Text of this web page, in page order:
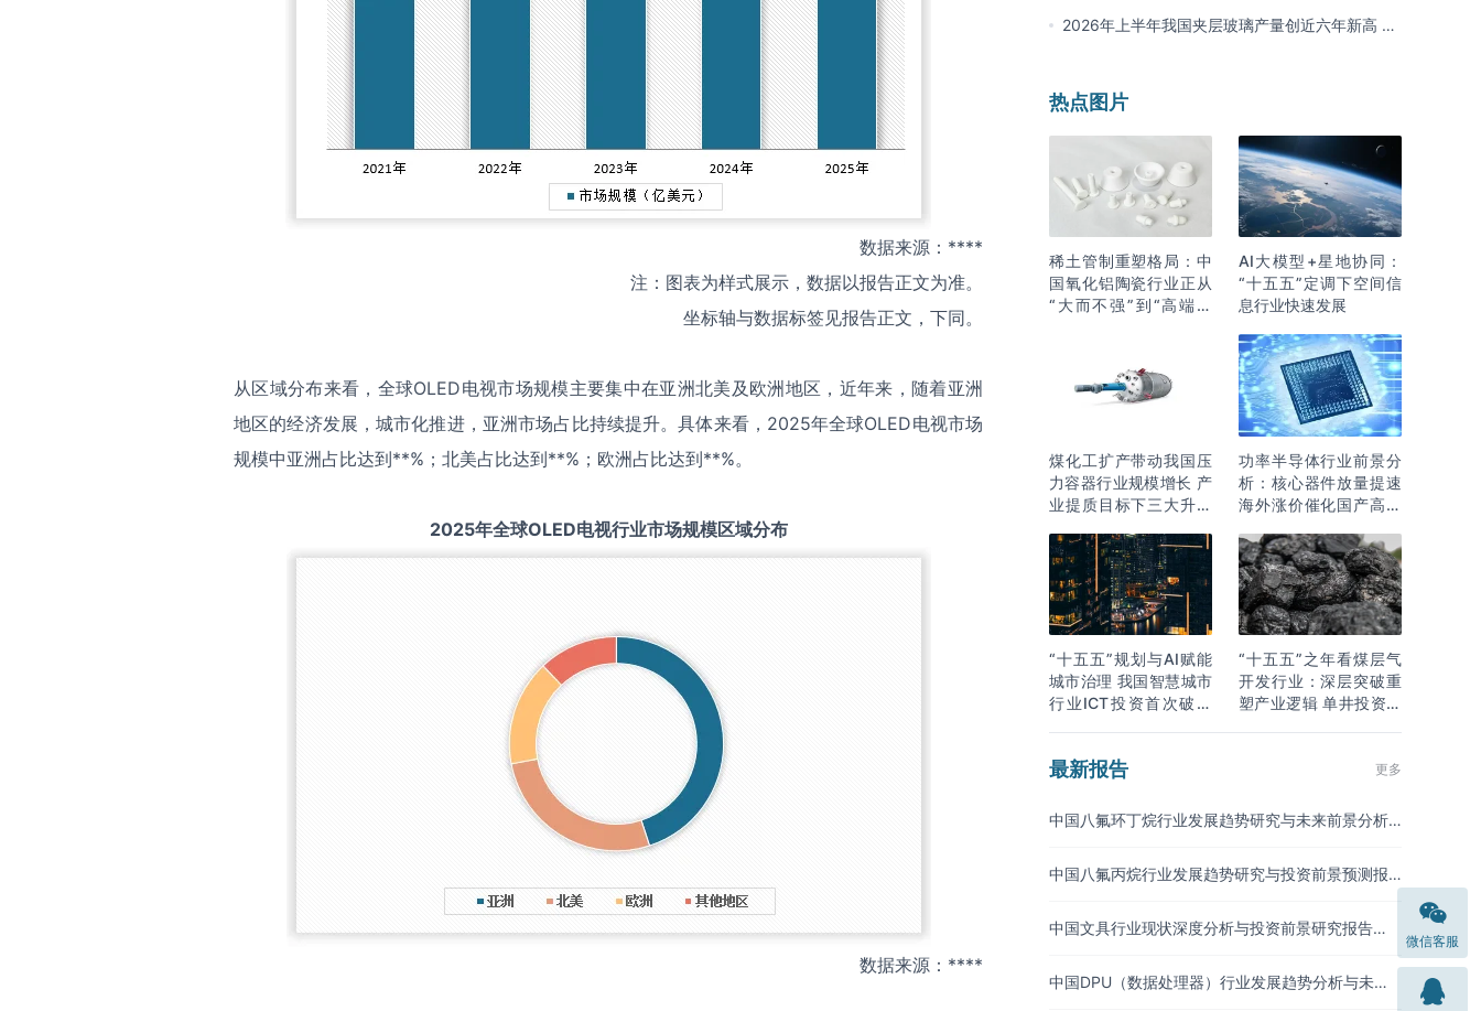
数据来源：****
注：图表为样式展示，数据以报告正文为准。
坐标轴与数据标签见报告正文，下同。
从区域分布来看，全球OLED电视市场规模主要集中在亚洲北美及欧洲地区，近年来，随着亚洲
地区的经济发展，城市化推进，亚洲市场占比持续提升。具体来看，2025年全球OLED电视市场
规模中亚洲占比达到**%；北美占比达到**%；欧洲占比达到**%。
2025年全球OLED电视行业市场规模区域分布
数据来源：****
重量箱 同比下降5.7% 其中河北产量最多 占比
2026年上半年我国夹层玻璃产量创近六年新高 约
热点图片
稀土管制重塑格局：中
国氧化铝陶瓷行业正从
“大而不强”到“高端突
AI大模型+星地协同：
“十五五”定调下空间信
息行业快速发展
煤化工扩产带动我国压
力容器行业规模增长 产
业提质目标下三大升级
功率半导体行业前景分
析：核心器件放量提速
海外涨价催化国产高端
“十五五”规划与AI赋能
城市治理 我国智慧城市
行业ICT投资首次破万
“十五五”之年看煤层气
开发行业：深层突破重
塑产业逻辑 单井投资成
最新报告 更多
中国八氟环丁烷行业发展趋势研究与未来前景分析
中国八氟丙烷行业发展趋势研究与投资前景预测报
中国文具行业现状深度分析与投资前景研究报告
中国DPU（数据处理器）行业发展趋势分析与未来
微信客服